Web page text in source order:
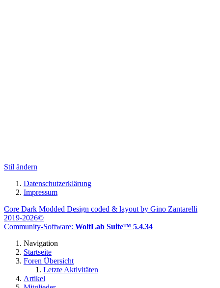
Stil ändern
Datenschutzerklärung
Impressum
Core Dark Modded Design coded & layout by Gino Zantarelli
2019-2026©
Community-Software: WoltLab Suite™ 5.4.34
Navigation
Startseite
Foren Übersicht
Letzte Aktivitäten
Artikel